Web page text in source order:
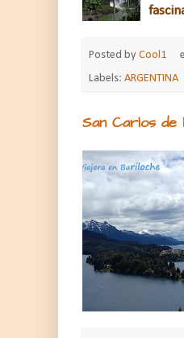
Posted by Cool1
Labels: ARGENTINA
San Carlos